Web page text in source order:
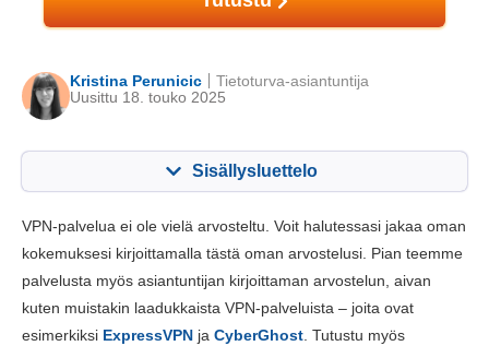
Kristina Perunicic
Uusittu 18. touko 2025
Tietoturva-asiantuntija
Sisällysluettelo
Perustoiminnot 6.8
Sovellukset ja asentaminen 7.0
VPN-palvelua ei ole vielä arvosteltu. Voit halutessasi jakaa oman
kokemuksesi kirjoittamalla tästä oman arvostelusi. Pian teemme
palvelusta myös asiantuntijan kirjoittaman arvostelun, aivan
kuten muistakin laadukkaista VPN-palveluista – joita ovat
esimerkiksi ExpressVPN ja CyberGhost . Tutustu myös